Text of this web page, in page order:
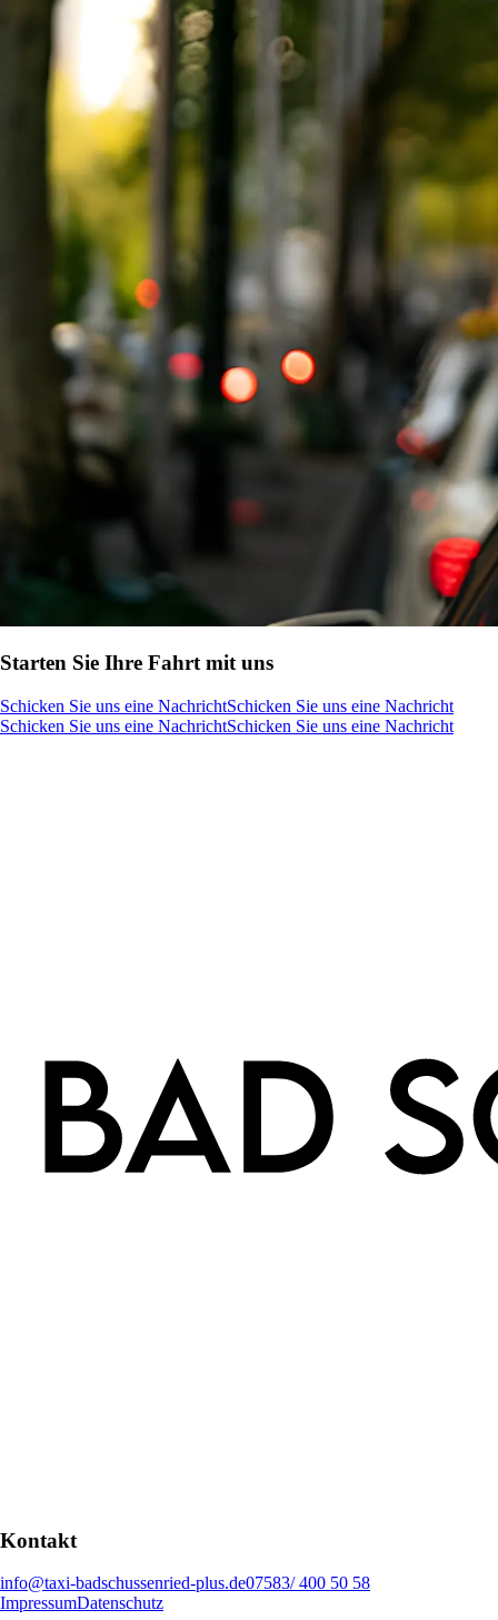
Starten Sie Ihre Fahrt mit uns
Schicken Sie uns eine NachrichtSchicken Sie uns eine Nachricht
Schicken Sie uns eine NachrichtSchicken Sie uns eine Nachricht
Kontakt
info@taxi-badschussenried-plus.de07583/ 400 50 58
ImpressumDatenschutz